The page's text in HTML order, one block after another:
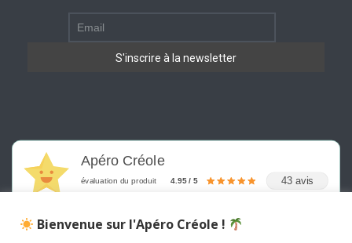
Apéro Créole
évaluation du produit 4.95 / 5 43 avis
Bienvenue sur l'Apéro Créole !